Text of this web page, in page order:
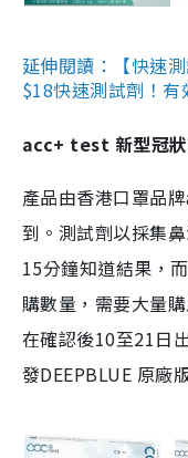
延伸閱讀：【快速
$18快速測試劑！
acc+ test 新型冠
產品由香港口罩品
到。測試劑以採集
15分鐘知道結果，
購數量，需要大量
在確認後10至21日
發DEEPBLUE 原廠